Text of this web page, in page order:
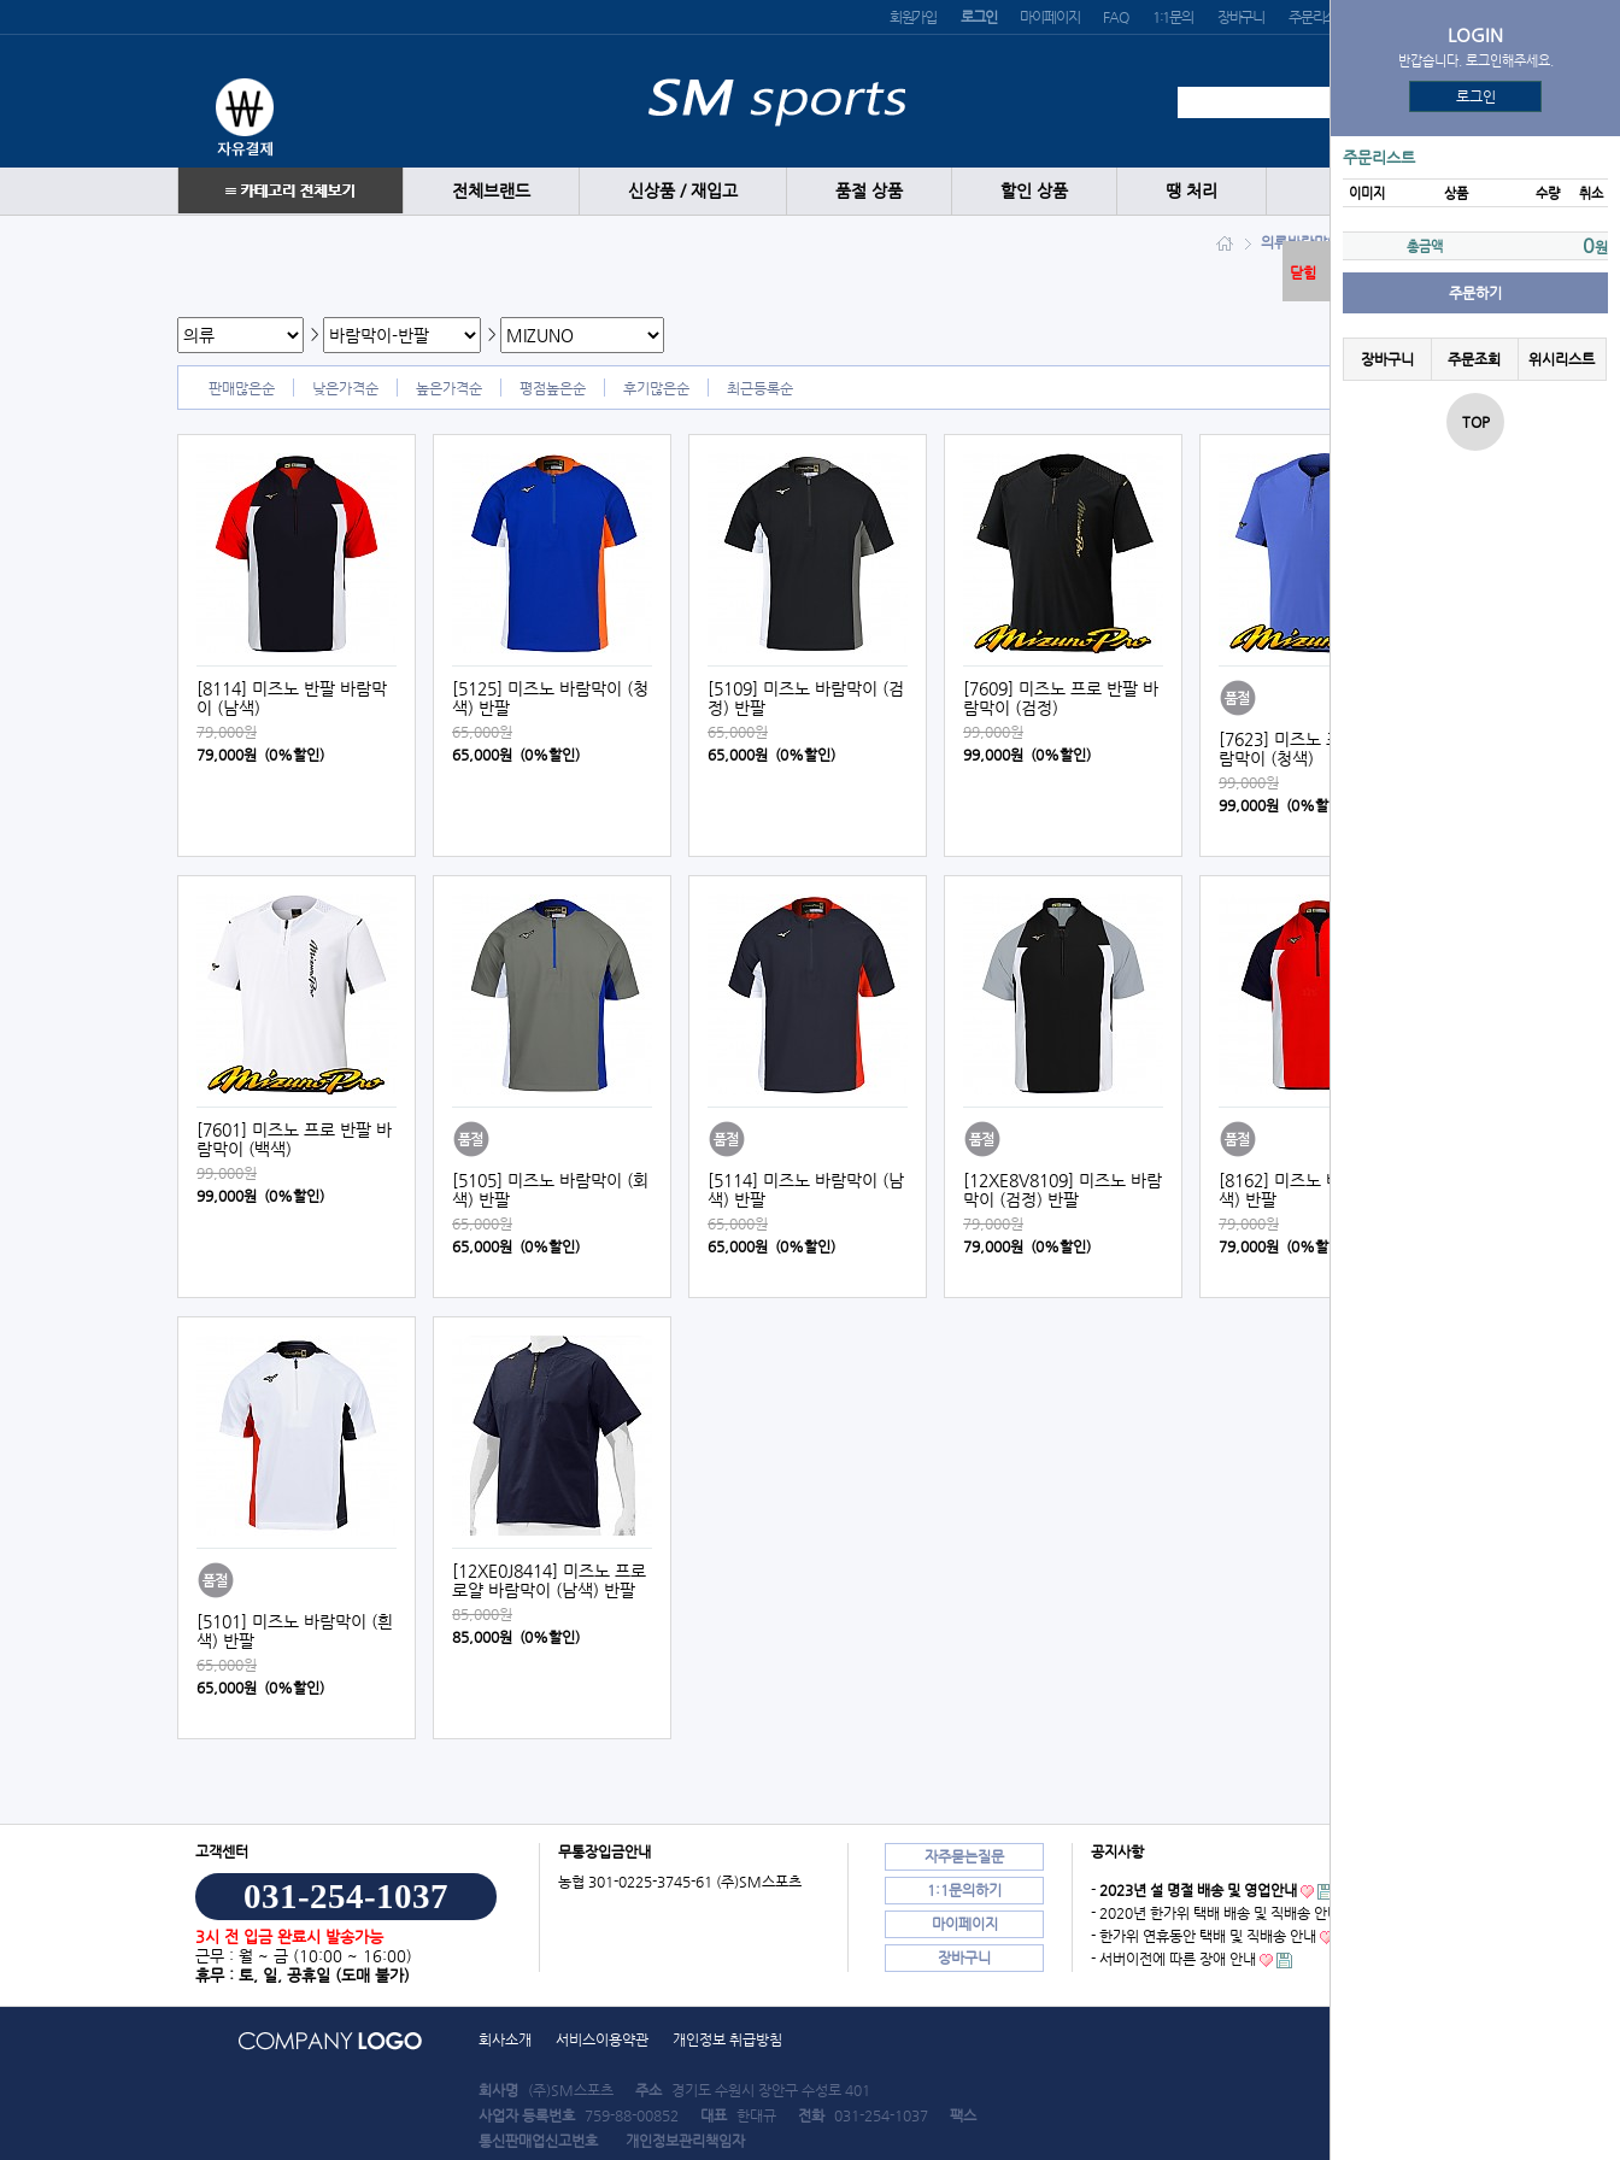
회원가입 로그인 마이페이지 FAQ 1:1문의 장바구니 주문리스트
전체브랜드 신상품 / 재입고 품절 상품 할인 상품 땡 처리
의류바람막이-반팔 MIZUNO
LOGIN
반갑습니다. 로그인해주세요.
로그인
주문리스트
이미지 상품 수량 취소
총금액 0원
주문하기
장바구니 주문조회 위시리스트
TOP
닫힘
> >
판매많은순 낮은가격순 높은가격순 평점높은순 후기많은순 최근등록순
[8114] 미즈노 반팔 바람막
이 (남색)
79,000원
79,000원 (0%할인)
[5125] 미즈노 바람막이 (청
색) 반팔
65,000원
65,000원 (0%할인)
[5109] 미즈노 바람막이 (검
정) 반팔
65,000원
65,000원 (0%할인)
[7609] 미즈노 프로 반팔 바
람막이 (검정)
99,000원
99,000원 (0%할인)
[7623] 미즈노 프로 반팔 바
람막이 (청색)
99,000원
99,000원 (0%할인)
[7601] 미즈노 프로 반팔 바
람막이 (백색)
99,000원
99,000원 (0%할인)
[5105] 미즈노 바람막이 (회
색) 반팔
65,000원
65,000원 (0%할인)
[5114] 미즈노 바람막이 (남
색) 반팔
65,000원
65,000원 (0%할인)
[12XE8V8109] 미즈노 바람
막이 (검정) 반팔
79,000원
79,000원 (0%할인)
[8162] 미즈노 바람막이 (적
색) 반팔
79,000원
79,000원 (0%할인)
[5101] 미즈노 바람막이 (흰
색) 반팔
65,000원
65,000원 (0%할인)
[12XE0J8414] 미즈노 프로
로얄 바람막이 (남색) 반팔
85,000원
85,000원 (0%할인)
고객센터
031-254-1037
3시 전 입금 완료시 발송가능
근무 : 월 ~ 금 (10:00 ~ 16:00)
휴무 : 토, 일, 공휴일 (도매 불가)
무통장입금안내
농협 301-0225-3745-61 (주)SM스포츠
자주묻는질문
1:1문의하기
마이페이지
장바구니
공지사항
- 2023년 설 명절 배송 및 영업안내
- 2020년 한가위 택배 배송 및 직배송 안내
- 한가위 연휴동안 택배 및 직배송 안내
- 서버이전에 따른 장애 안내
회사소개 서비스이용약관 개인정보 취급방침
회사명 (주)SM스포츠 주소
경기도 수원시 장안구 수성로 401
사업자 등록번호
759-88-00852 대표 한대규 전화 031-254-1037
팩스
통신판매업신고번호
개인정보관리책임자